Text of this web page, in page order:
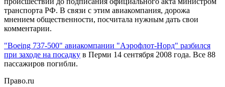
транспорта РФ. В связи с этим авиакомпания, дорожа
мнением общественности, посчитала нужным дать свои
комментарии.
"Boeing 737-500" авиакомпании "Аэрофлот-Норд" разбился
при заходе на посадку в Перми 14 сентября 2008 года. Все 88
пассажиров погибли.
Право.ru